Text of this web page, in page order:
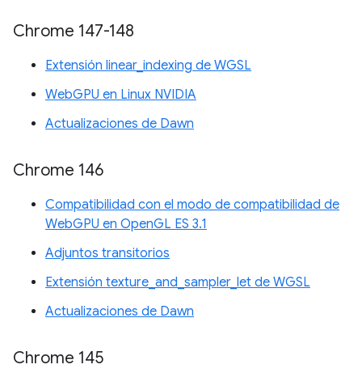
Chrome 147-148
Extensión linear_indexing de WGSL
WebGPU en Linux NVIDIA
Actualizaciones de Dawn
Chrome 146
Compatibilidad con el modo de compatibilidad de
WebGPU en OpenGL ES 3.1
Adjuntos transitorios
Extensión texture_and_sampler_let de WGSL
Actualizaciones de Dawn
Chrome 145